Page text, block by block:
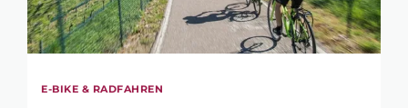
E-BIKE & RADFAHREN